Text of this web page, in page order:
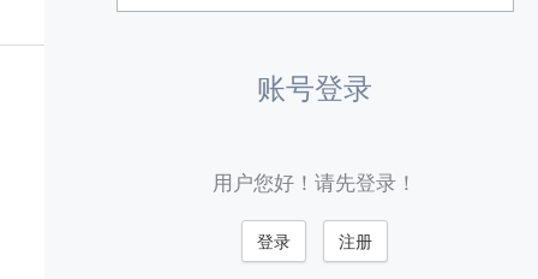
账号登录
用户您好！请先登录！
登录 注册